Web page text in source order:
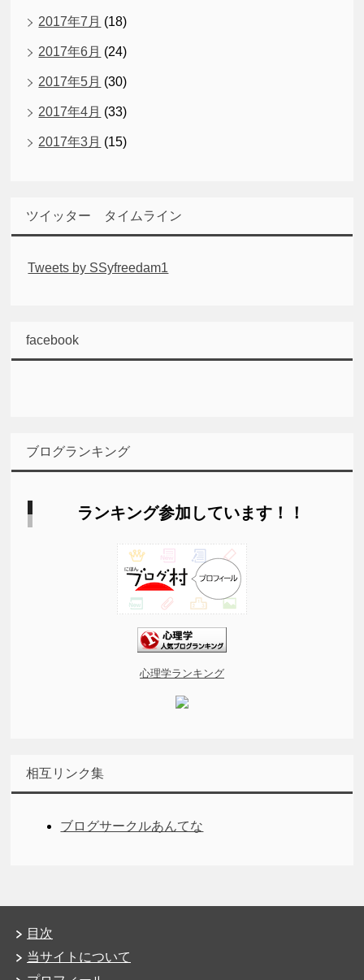
2017年7月 (18)
2017年6月 (24)
2017年5月 (30)
2017年4月 (33)
2017年3月 (15)
ツイッター タイムライン
Tweets by SSyfreedam1
facebook
ブログランキング
ランキング参加しています！！
心理学ランキング
相互リンク集
ブログサークルあんてな
目次
当サイトについて